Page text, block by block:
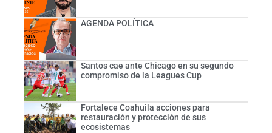
AGENDA POLÍTICA
Santos cae ante Chicago en su segundo
compromiso de la Leagues Cup
Fortalece Coahuila acciones para
restauración y protección de sus
ecosistemas